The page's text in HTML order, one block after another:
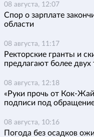
08 августа, 12:07
Спор о зарплате
области
08 августа, 11:17
Ректорские гранты и
предлагают более
08 августа, 12:18
«Руки прочь от Кок-
подписи под
08 августа, 10:16
Погода без осадков